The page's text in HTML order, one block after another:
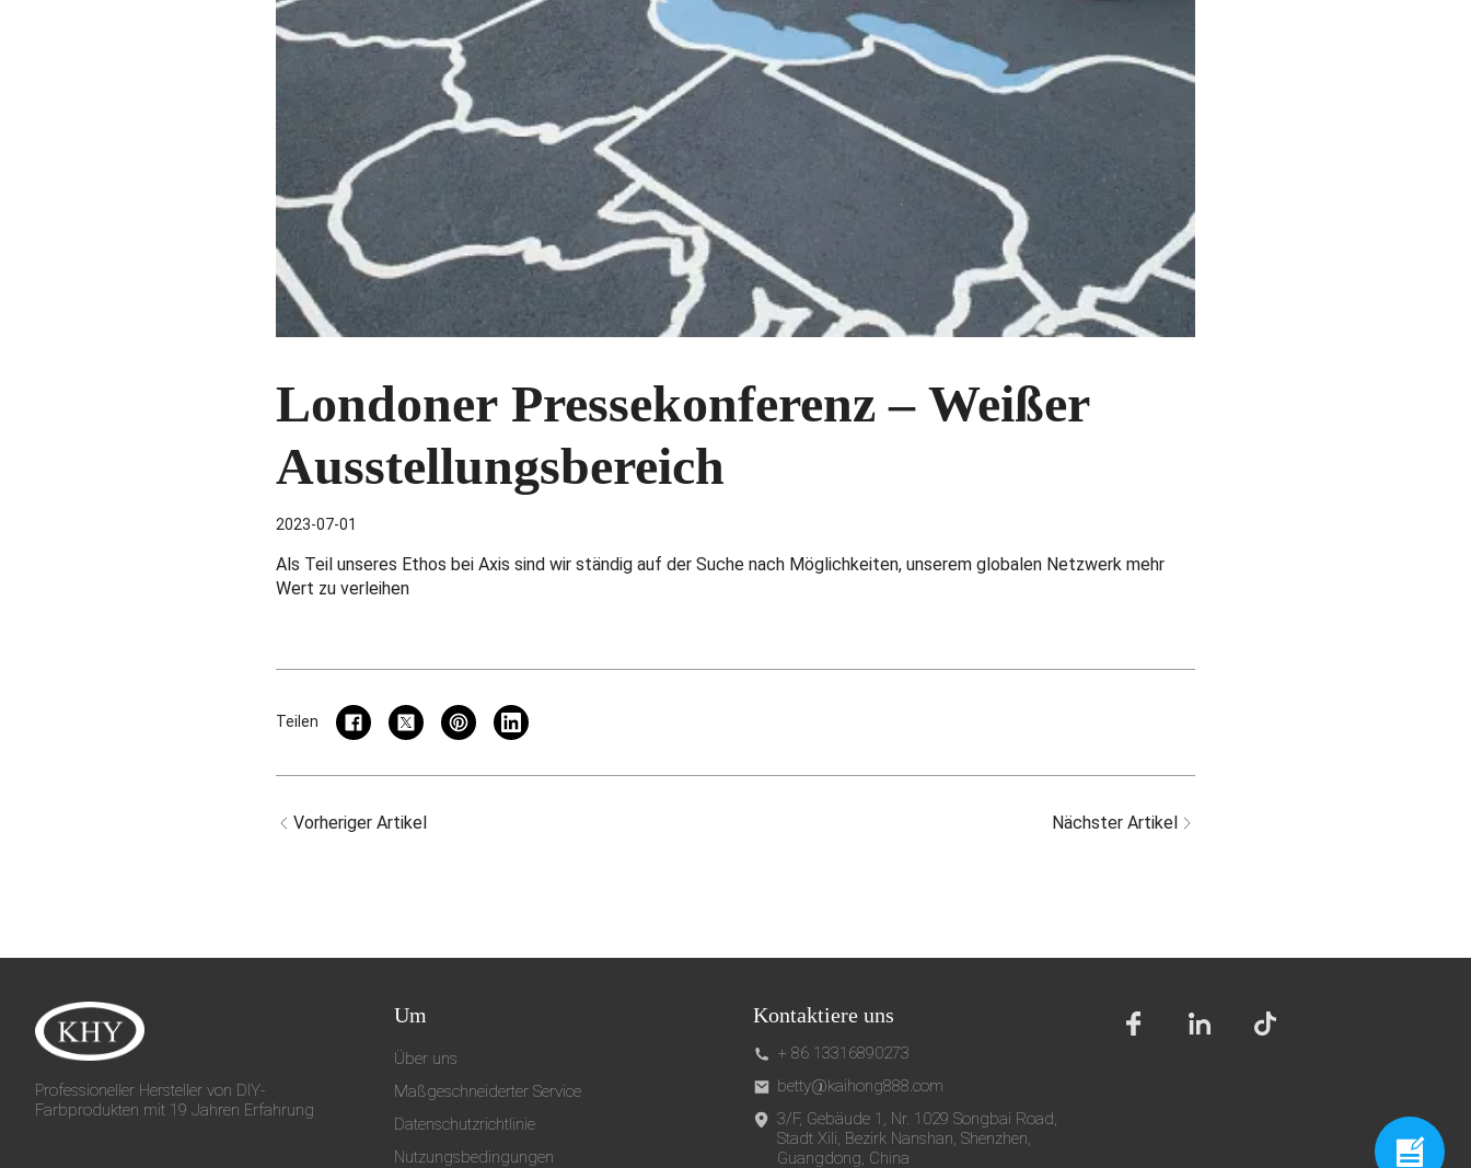
Londoner Pressekonferenz – Weißer
Ausstellungsbereich
2023-07-01
Als Teil unseres Ethos bei Axis sind wir ständig auf der Suche nach Möglichkeiten, unserem globalen Netzwerk mehr
Wert zu verleihen
Teilen
Vorheriger Artikel Nächster Artikel
Professioneller Hersteller von DIY-
Farbprodukten mit 19 Jahren Erfahrung
Um
Über uns
Maßgeschneiderter Service
Datenschutzrichtlinie
Nutzungsbedingungen
Kontaktiere uns
+ 86 13316890273
betty@kaihong888.com
3/F, Gebäude 1, Nr. 1029 Songbai Road,
Stadt Xili, Bezirk Nanshan, Shenzhen,
Guangdong, China